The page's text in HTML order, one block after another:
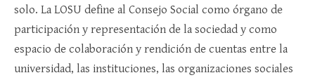
solo. La LOSU define al Consejo Social como órgano de
participación y representación de la sociedad y como
espacio de colaboración y rendición de cuentas entre la
universidad, las instituciones, las organizaciones sociales